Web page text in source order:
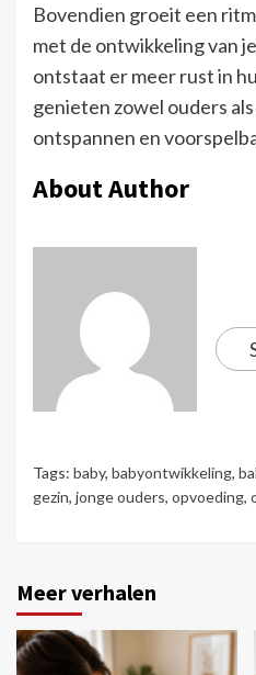
Bovendien groeit een
met de ontwikkeling van
ontstaat er meer rust in
genieten zowel ouders
ontspannen en
About Author
Tags: baby, babyontwikkeling,
gezin, jonge ouders, opvoeding,
Meer verhalen